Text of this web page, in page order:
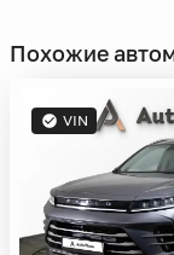
Похожие
VIN